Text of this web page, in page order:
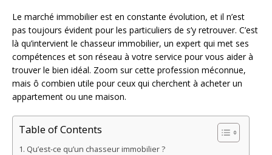
Le marché immobilier est en constante évolution, et il n’est
pas toujours évident pour les particuliers de s’y retrouver. C’est
là qu’intervient le chasseur immobilier, un expert qui met ses
compétences et son réseau à votre service pour vous aider à
trouver le bien idéal. Zoom sur cette profession méconnue,
mais ô combien utile pour ceux qui cherchent à acheter un
appartement ou une maison.
Table of Contents
Qu’est-ce qu’un chasseur immobilier ?